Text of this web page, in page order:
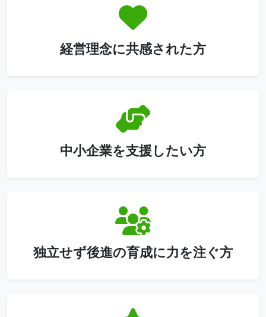
経営理念に共感された方
中小企業を支援したい方
独立せず後進の育成に力を注ぐ方